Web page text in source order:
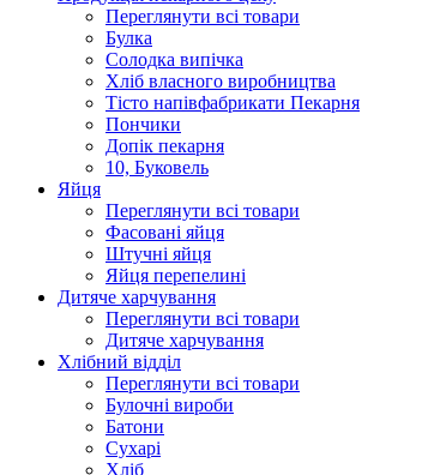
Переглянути всі товари
Булка
Солодка випiчка
Хлiб власного виробництва
Тiсто напiвфабрикати Пекарня
Пончики
Допік пекарня
10, Буковель
Яйця
Переглянути всі товари
Фасовані яйця
Штучні яйця
Яйця перепелині
Дитяче харчування
Переглянути всі товари
Дитяче харчування
Хлібний відділ
Переглянути всі товари
Булочні вироби
Батони
Сухарі
Хліб